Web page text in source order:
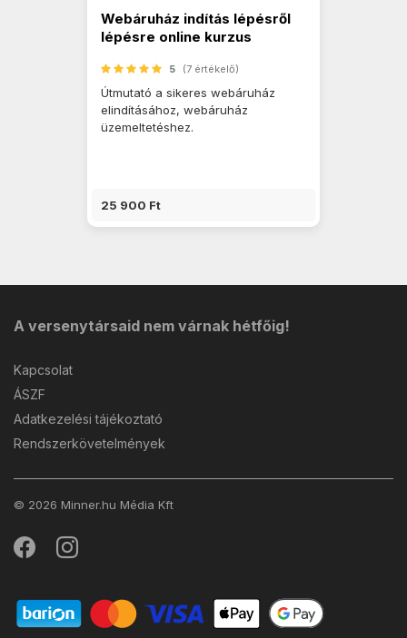
Webáruház indítás lépésről
lépésre online kurzus
5 (7 értékelő)
Útmutató a sikeres webáruház
elindításához, webáruház
üzemeltetéshez.
25 900 Ft
A versenytársaid nem várnak hétfőig!
Kapcsolat
ÁSZF
Adatkezelési tájékoztató
Rendszerkövetelmények
© 2026 Minner.hu Média Kft